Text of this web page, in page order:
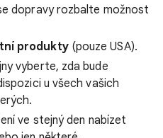
dopravy rozbalte možnost
produkty (pouze USA).
vyberte, zda bude
u všech vašich
ve stejný den nabízet